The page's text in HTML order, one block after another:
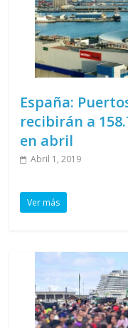
España:
recibirán a
en abril
Abril 1, 2019
Ver más